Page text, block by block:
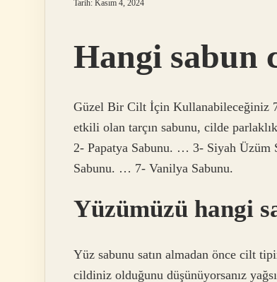
Tarih: Kasım 4, 2024
Hangi sabun
Güzel Bir Cilt İçin Kullanabileceğiniz
etkili olan tarçın sabunu, cilde
2- Papatya Sabunu. … 3- Siyah
Sabunu. … 7- Vanilya Sabunu.
Yüzümüzü hangi
Yüz sabunu satın almadan önce cilt
cildiniz olduğunu düşünüyorsanız